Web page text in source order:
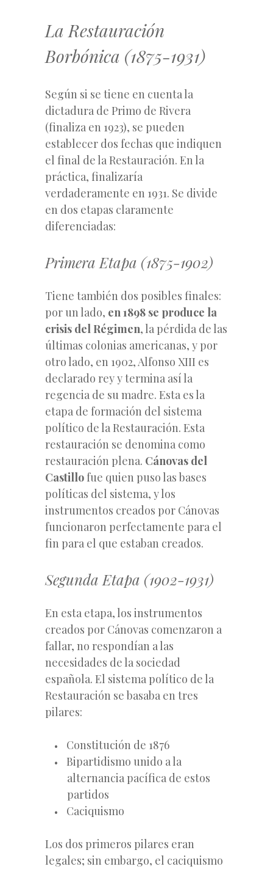
La Restauración
Borbónica (1875-1931)
Según si se tiene en cuenta la
dictadura de Primo de Rivera
(finaliza en 1923), se pueden
establecer dos fechas que indiquen
el final de la Restauración. En la
práctica, finalizaría
verdaderamente en 1931. Se divide
en dos etapas claramente
diferenciadas:
Primera Etapa (1875-1902)
Tiene también dos posibles finales:
por un lado, en 1898 se produce la
crisis del Régimen, la pérdida de las
últimas colonias americanas, y por
otro lado, en 1902, Alfonso XIII es
declarado rey y termina así la
regencia de su madre. Esta es la
etapa de formación del sistema
político de la Restauración. Esta
restauración se denomina como
restauración plena. Cánovas del
Castillofue quien puso las bases
políticas del sistema, y los
instrumentos creados por Cánovas
funcionaron perfectamente para el
fin para el que estaban creados.
Segunda Etapa (1902-1931)
En esta etapa, los instrumentos
creados por Cánovas comenzaron a
fallar, no respondían a las
necesidades de la sociedad
española. El sistema político de la
Restauración se basaba en tres
pilares:
Constitución de 1876
Bipartidismo unido a la
alternancia pacífica de estos
partidos
Caciquismo
Los dos primeros pilares eran
legales; sin embargo, el caciquismo